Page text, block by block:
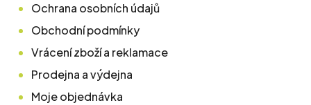
Ochrana osobních údajů
Obchodní podmínky
Vrácení zboží a reklamace
Prodejna a výdejna
Moje objednávka